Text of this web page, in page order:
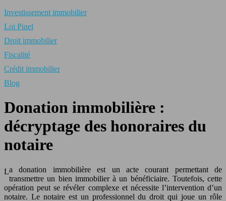
Investissement immobilier
Loi Pinel
Droit immobilier
Fiscalité
Crédit immobilier
Blog
Donation immobilière :
décryptage des honoraires du
notaire
La donation immobilière est un acte courant permettant de
transmettre un bien immobilier à un bénéficiaire. Toutefois, cette
opération peut se révéler complexe et nécessite l’intervention d’un
notaire. Le notaire est un professionnel du droit qui joue un rôle